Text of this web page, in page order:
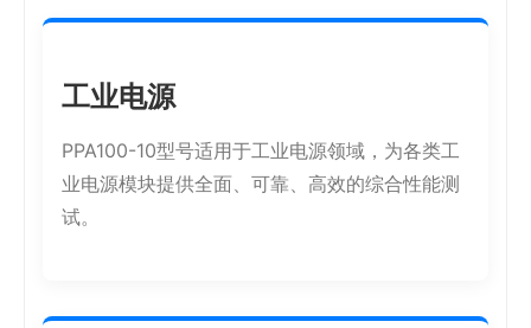
工业电源
PPA100-10型号适用于工业电源领域，为各类工
业电源模块提供全面、可靠、高效的综合性能测
试。